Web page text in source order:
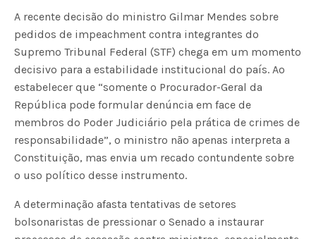
A recente decisão do ministro Gilmar Mendes sobre
pedidos de impeachment contra integrantes do
Supremo Tribunal Federal (STF) chega em um momento
decisivo para a estabilidade institucional do país. Ao
estabelecer que “somente o Procurador-Geral da
República pode formular denúncia em face de
membros do Poder Judiciário pela prática de crimes de
responsabilidade”, o ministro não apenas interpreta a
Constituição, mas envia um recado contundente sobre
o uso político desse instrumento.
A determinação afasta tentativas de setores
bolsonaristas de pressionar o Senado a instaurar